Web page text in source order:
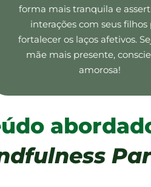
forma mais tranquila e
interações com seus filhos
fortalecer os laços afetivos.
mãe mais presente,
amorosa!